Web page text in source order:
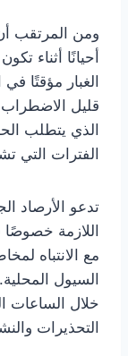
ومن المرتقب
أحيانًا أثناء
الغبار مؤقتًا
قليل
الذي يتطلب
الفترات التي
تدعو الأرصاد
اللازمة خصوصًا
مع الانتباه
السيول
خلال الساعات
التحذيرات